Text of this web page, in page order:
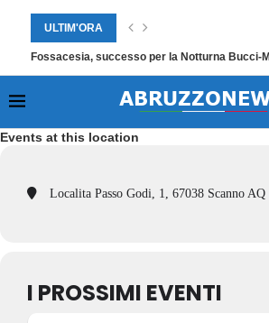
ULTIM'ORA
Fossacesia, successo per la Notturna
Events at this location
Localita Passo Godi, 1, 67038 Scanno AQ
I PROSSIMI EVENTI